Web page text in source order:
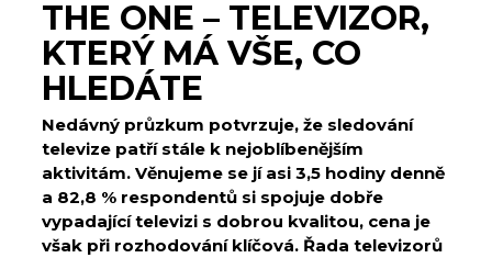
THE ONE – TELEVIZOR,
KTERÝ MÁ VŠE, CO
HLEDÁTE
Nedávný průzkum potvrzuje, že sledování
televize patří stále k nejoblíbenějším
aktivitám. Věnujeme se jí asi 3,5 hodiny denně
a 82,8 % respondentů si spojuje dobře
vypadající televizi s dobrou kvalitou, cena je
však při rozhodování klíčová. Řada televizorů